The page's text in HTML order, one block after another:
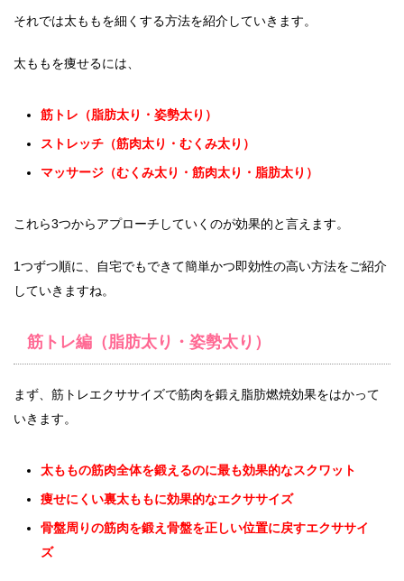
それでは太ももを細くする方法を紹介していきます。
太ももを痩せるには、
筋トレ（脂肪太り・姿勢太り）
ストレッチ（筋肉太り・むくみ太り）
マッサージ（むくみ太り・筋肉太り・脂肪太り）
これら3つからアプローチしていくのが効果的と言えます。
1つずつ順に、自宅でもできて簡単かつ即効性の高い方法をご紹介
していきますね。
筋トレ編（脂肪太り・姿勢太り）
まず、筋トレエクササイズで筋肉を鍛え脂肪燃焼効果をはかって
いきます。
太ももの筋肉全体を鍛えるのに最も効果的なスクワット
痩せにくい裏太ももに効果的なエクササイズ
骨盤周りの筋肉を鍛え骨盤を正しい位置に戻すエクササイ
ズ